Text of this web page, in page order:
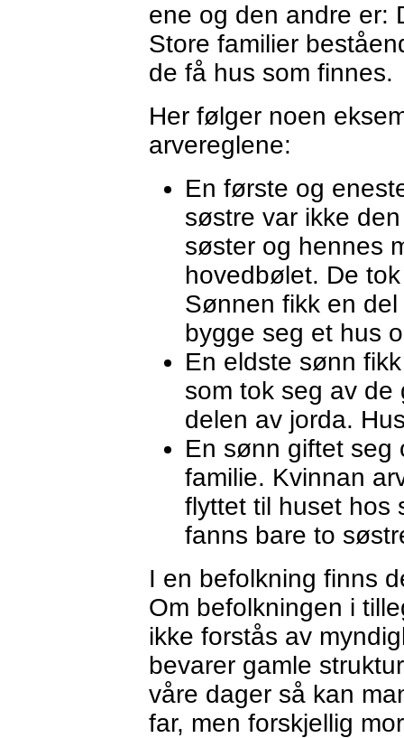
ene og den andre er:
Store familier
de få hus som finnes.
Her følger noen
arvereglene:
En første og
søstre var ikke
søster og hennes
hovedbølet. De
Sønnen fikk en
bygge seg et hus
En eldste sønn
som tok seg av de
delen av jorda.
En sønn giftet seg
familie. Kvinnan
flyttet til huset hos
fanns bare to
I en befolkning finns
Om befolkningen i
ikke forstås av
bevarer gamle
våre dager så kan
far, men forskjellig